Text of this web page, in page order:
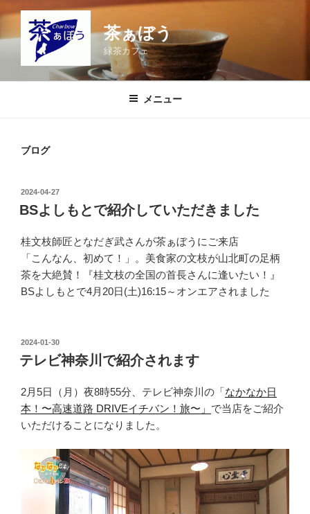
テ
茶ぁぼう
緑茶カフェ
メニュー
ブログ
投
稿
日:
2024-04-27
BSよしもとで紹介していただきました
桂文枝師匠となだぎ武さんが茶ぁぼうにご来店
「こんなん、初めて！」。美食家の文枝が山北町の足柄
茶を大絶賛！『桂文枝の全国の首長さんに逢いたい！』
BSよしもとで4月20日(土)16:15～オンエアされました
投
稿
日:
2024-01-30
テレビ神奈川で紹介されます
2月5日（月）夜8時55分、テレビ神奈川の「なかなか日
本！〜高速道路 DRIVEイチバン！旅〜」 で当店をご紹介
いただけることになりました。